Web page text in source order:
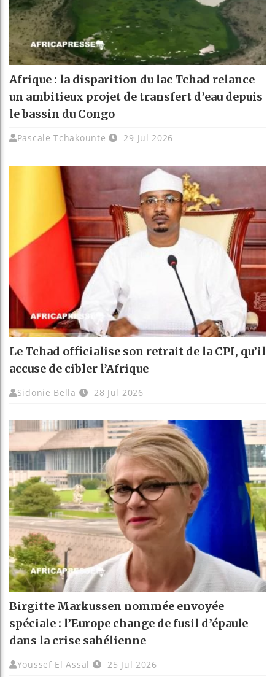
Afrique : la disparition du lac Tchad relance
un ambitieux projet de transfert d’eau depuis
le bassin du Congo
Pascale Tchakounte 29 Jul 2026
Le Tchad officialise son retrait de la CPI, qu’il
accuse de cibler l’Afrique
Sidonie Bella 28 Jul 2026
Birgitte Markussen nommée envoyée
spéciale : l’Europe change de fusil d’épaule
dans la crise sahélienne
Youssef El Assal 25 Jul 2026